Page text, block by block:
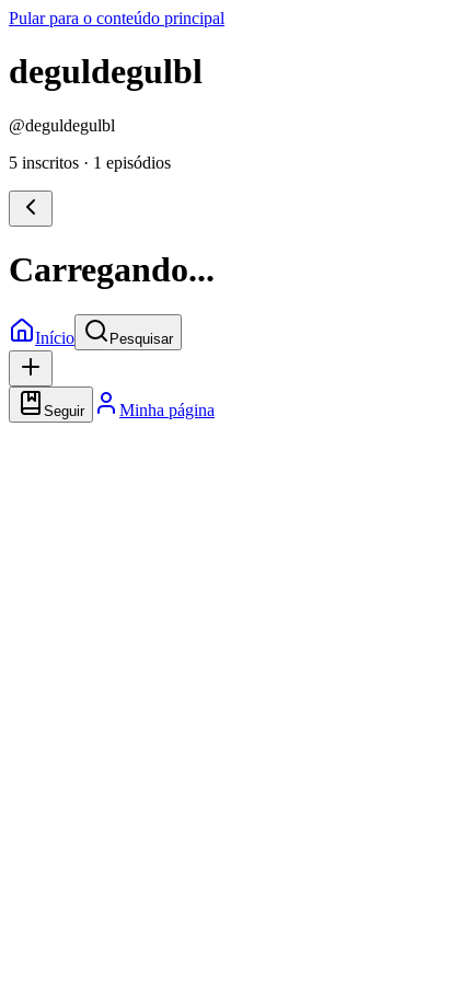
Pular para o conteúdo principal
deguldegulbl
@deguldegulbl
5 inscritos · 1 episódios
Carregando...
Início Pesquisar
Seguir Minha página